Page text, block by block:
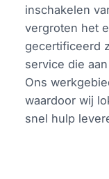
inschakelen
vergroten het
gecertificeerd
service die
Ons
waardoor wij
snel hulp